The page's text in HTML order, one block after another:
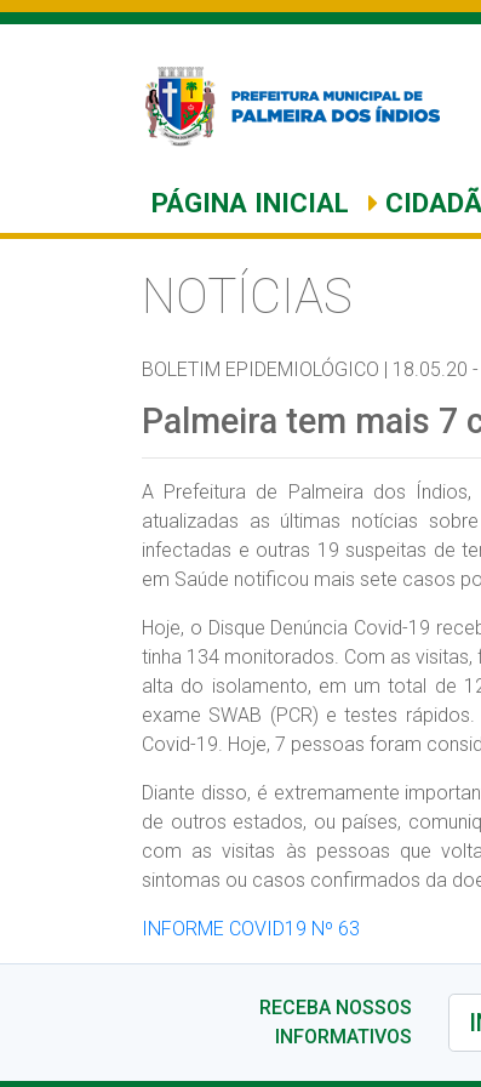
PÁGINA INICIAL
NOTÍCIAS
BOLETIM EPIDEMIOLÓGICO | 18.05.20
Palmeira tem mais 7
A Prefeitura de Palmeira dos
atualizadas as últimas notícias
infectadas e outras 19 suspeitas de
em Saúde notificou mais sete casos
Hoje, o Disque Denúncia Covid-19
tinha 134 monitorados. Com as
alta do isolamento, em um total de
exame SWAB (PCR) e testes
Covid-19. Hoje, 7 pessoas foram
Diante disso, é extremamente
de outros estados, ou países,
com as visitas às pessoas que
sintomas ou casos confirmados da
INFORME COVID19 Nº 63
RECEBA NOSSOS
INFORMATIVOS